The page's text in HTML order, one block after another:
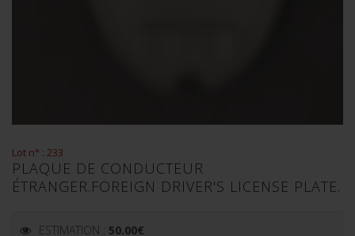
Lot n° : 233
PLAQUE DE CONDUCTEUR
ÉTRANGER.FOREIGN DRIVER'S LICENSE PLATE.
ESTIMATION : 50.00€